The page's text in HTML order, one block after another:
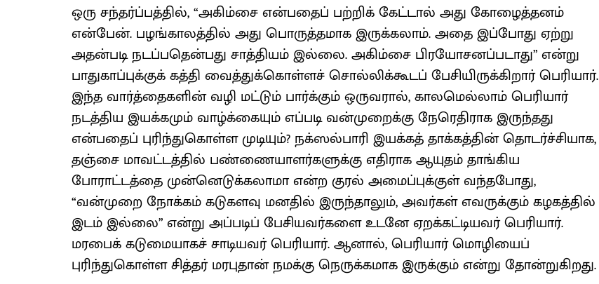
ஒரு சந்தர்ப்பத்தில், “அகிம்சை என்பதைப் பற்றிக் கேட்டால் அது கோழைத்தனம்
என்பேன். பழங்காலத்தில் அது பொருத்தமாக இருக்கலாம். அதை இப்போது ஏற்று
அதன்படி நடப்பதென்பது சாத்தியம் இல்லை. அகிம்சை பிரயோசனப்படாது” என்று
பாதுகாப்புக்குக் கத்தி வைத்துக்கொள்ளச் சொல்லிக்கூடப் பேசியிருக்கிறார் பெரியார்.
இந்த வார்த்தைகளின் வழி மட்டும் பார்க்கும் ஒருவரால், காலமெல்லாம் பெரியார்
நடத்திய இயக்கமும் வாழ்க்கையும் எப்படி வன்முறைக்கு நேரெதிராக இருந்தது
என்பதைப் புரிந்துகொள்ள முடியும்? நக்ஸல்பாரி இயக்கத் தாக்கத்தின் தொடர்ச்சியாக,
தஞ்சை மாவட்டத்தில் பண்ணையாளர்களுக்கு எதிராக ஆயுதம் தாங்கிய
போராட்டத்தை முன்னெடுக்கலாமா என்ற குரல் அமைப்புக்குள் வந்தபோது,
“வன்முறை நோக்கம் கடுகளவு மனதில் இருந்தாலும், அவர்கள் எவருக்கும் கழகத்தில்
இடம் இல்லை” என்று அப்படிப் பேசியவர்களை உடனே ஏறக்கட்டியவர் பெரியார்.
மரபைக் கடுமையாகச் சாடியவர் பெரியார். ஆனால், பெரியார் மொழியைப்
புரிந்துகொள்ள சித்தர் மரபுதான் நமக்கு நெருக்கமாக இருக்கும் என்று தோன்றுகிறது.